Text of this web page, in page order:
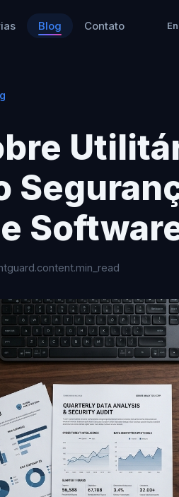
Blog Contato